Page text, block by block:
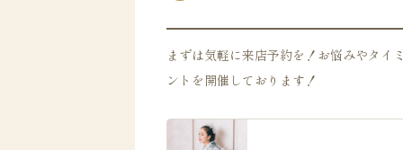
まずは気軽に来店予約を！お悩みやタイ
ントを開催しております！